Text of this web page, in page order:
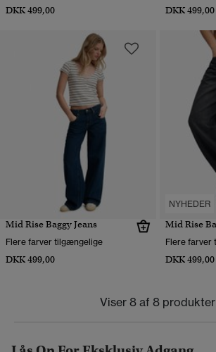
DKK 499,00 DKK 499,00
Mid Rise Baggy Jeans
Flere farver tilgængelige
DKK 499,00
NYHEDER
Mid Rise
Flere farver
DKK 499,00
Viser 8 af 8 produkter